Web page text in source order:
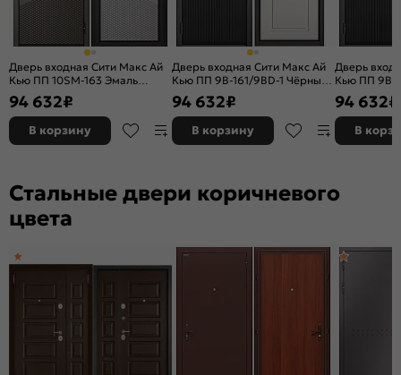
Дверь входная Сити Макс Ай
Кью ПП 10SM-163 Эмаль
капучино/Эмаль светло-
серая, 2 замка
94 632₽
В корзину
Дверь входная Сити Макс Ай
Кью ПП 9В-161/9ВD-1 Чёрный
матовый/Белый матовый, 2
замка
94 632₽
В корзину
Дверь
Кью ПП 9B-
матовый/
замка
94 632₽
В
Стальные двери коричневого
цвета